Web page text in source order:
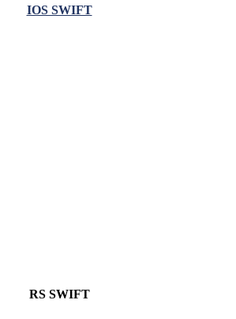
IOS SWIFT
RS SWIFT